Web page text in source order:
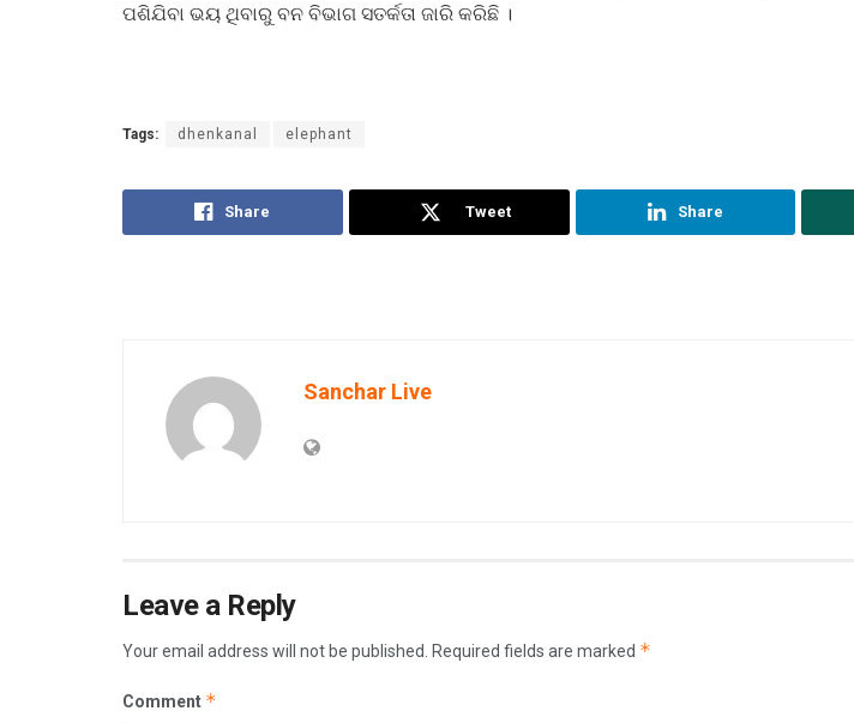
ପଶିଯିବା ଭୟ ଥିବାରୁ ବନ ବିଭାଗ ସତର୍କତା ଜାରି କରିଛି ।
Tags: dhenkanal elephant
Share Tweet Share
Sanchar Live
Leave a Reply
Your email address will not be published. Required fields are marked *
Comment *